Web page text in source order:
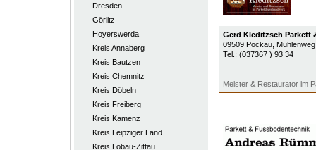
Dresden
Görlitz
Hoyerswerda
Kreis Annaberg
Kreis Bautzen
Kreis Chemnitz
Kreis Döbeln
Kreis Freiberg
Kreis Kamenz
Kreis Leipziger Land
Kreis Löbau-Zittau
Gerd Kleditzsch Parkett
09509 Pockau,
Tel.: (037367 ) 93 34
Meister & Restaurator im